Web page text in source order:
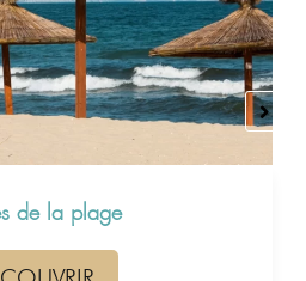
de la plage